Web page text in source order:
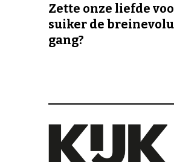
Zette onze liefde
suiker de
gang?